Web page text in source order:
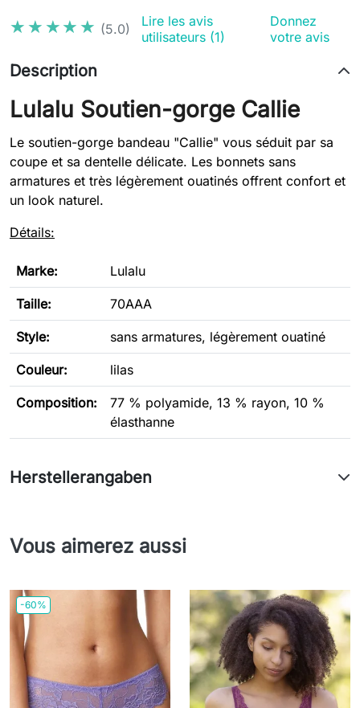
★★★★★
★★★★★ (5.0)
Lire les avis
utilisateurs (1)
Donnez
votre avis
Description
Lulalu Soutien-gorge Callie
Le soutien-gorge bandeau "Callie" vous séduit par sa
coupe et sa dentelle délicate. Les bonnets sans
armatures et très légèrement ouatinés offrent confort et
un look naturel.
Détails:
Marke: Lulalu
Taille: 70AAA
Style: sans armatures, légèrement ouatiné
Couleur: lilas
Composition:
77 % polyamide, 13 % rayon, 10 %
élasthanne
Herstellerangaben
Vous aimerez aussi
-60%